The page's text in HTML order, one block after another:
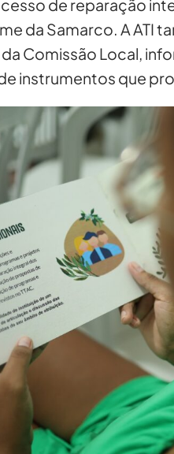
de reparação
da Samarco. A ATI
Comissão Local,
instrumentos que